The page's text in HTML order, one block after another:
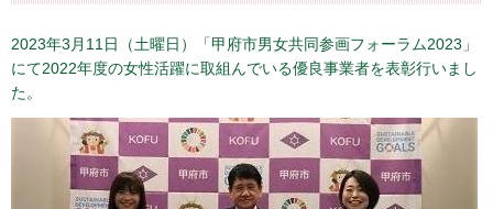
2023年3月11日（土曜日）「甲府市男女共同参画フォーラム2023」
にて2022年度の女性活躍に取組んでいる優良事業者を表彰行いまし
た。